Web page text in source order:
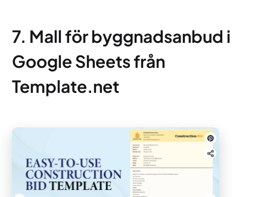
7. Mall för byggnadsanbud i
Google Sheets från
Template.net